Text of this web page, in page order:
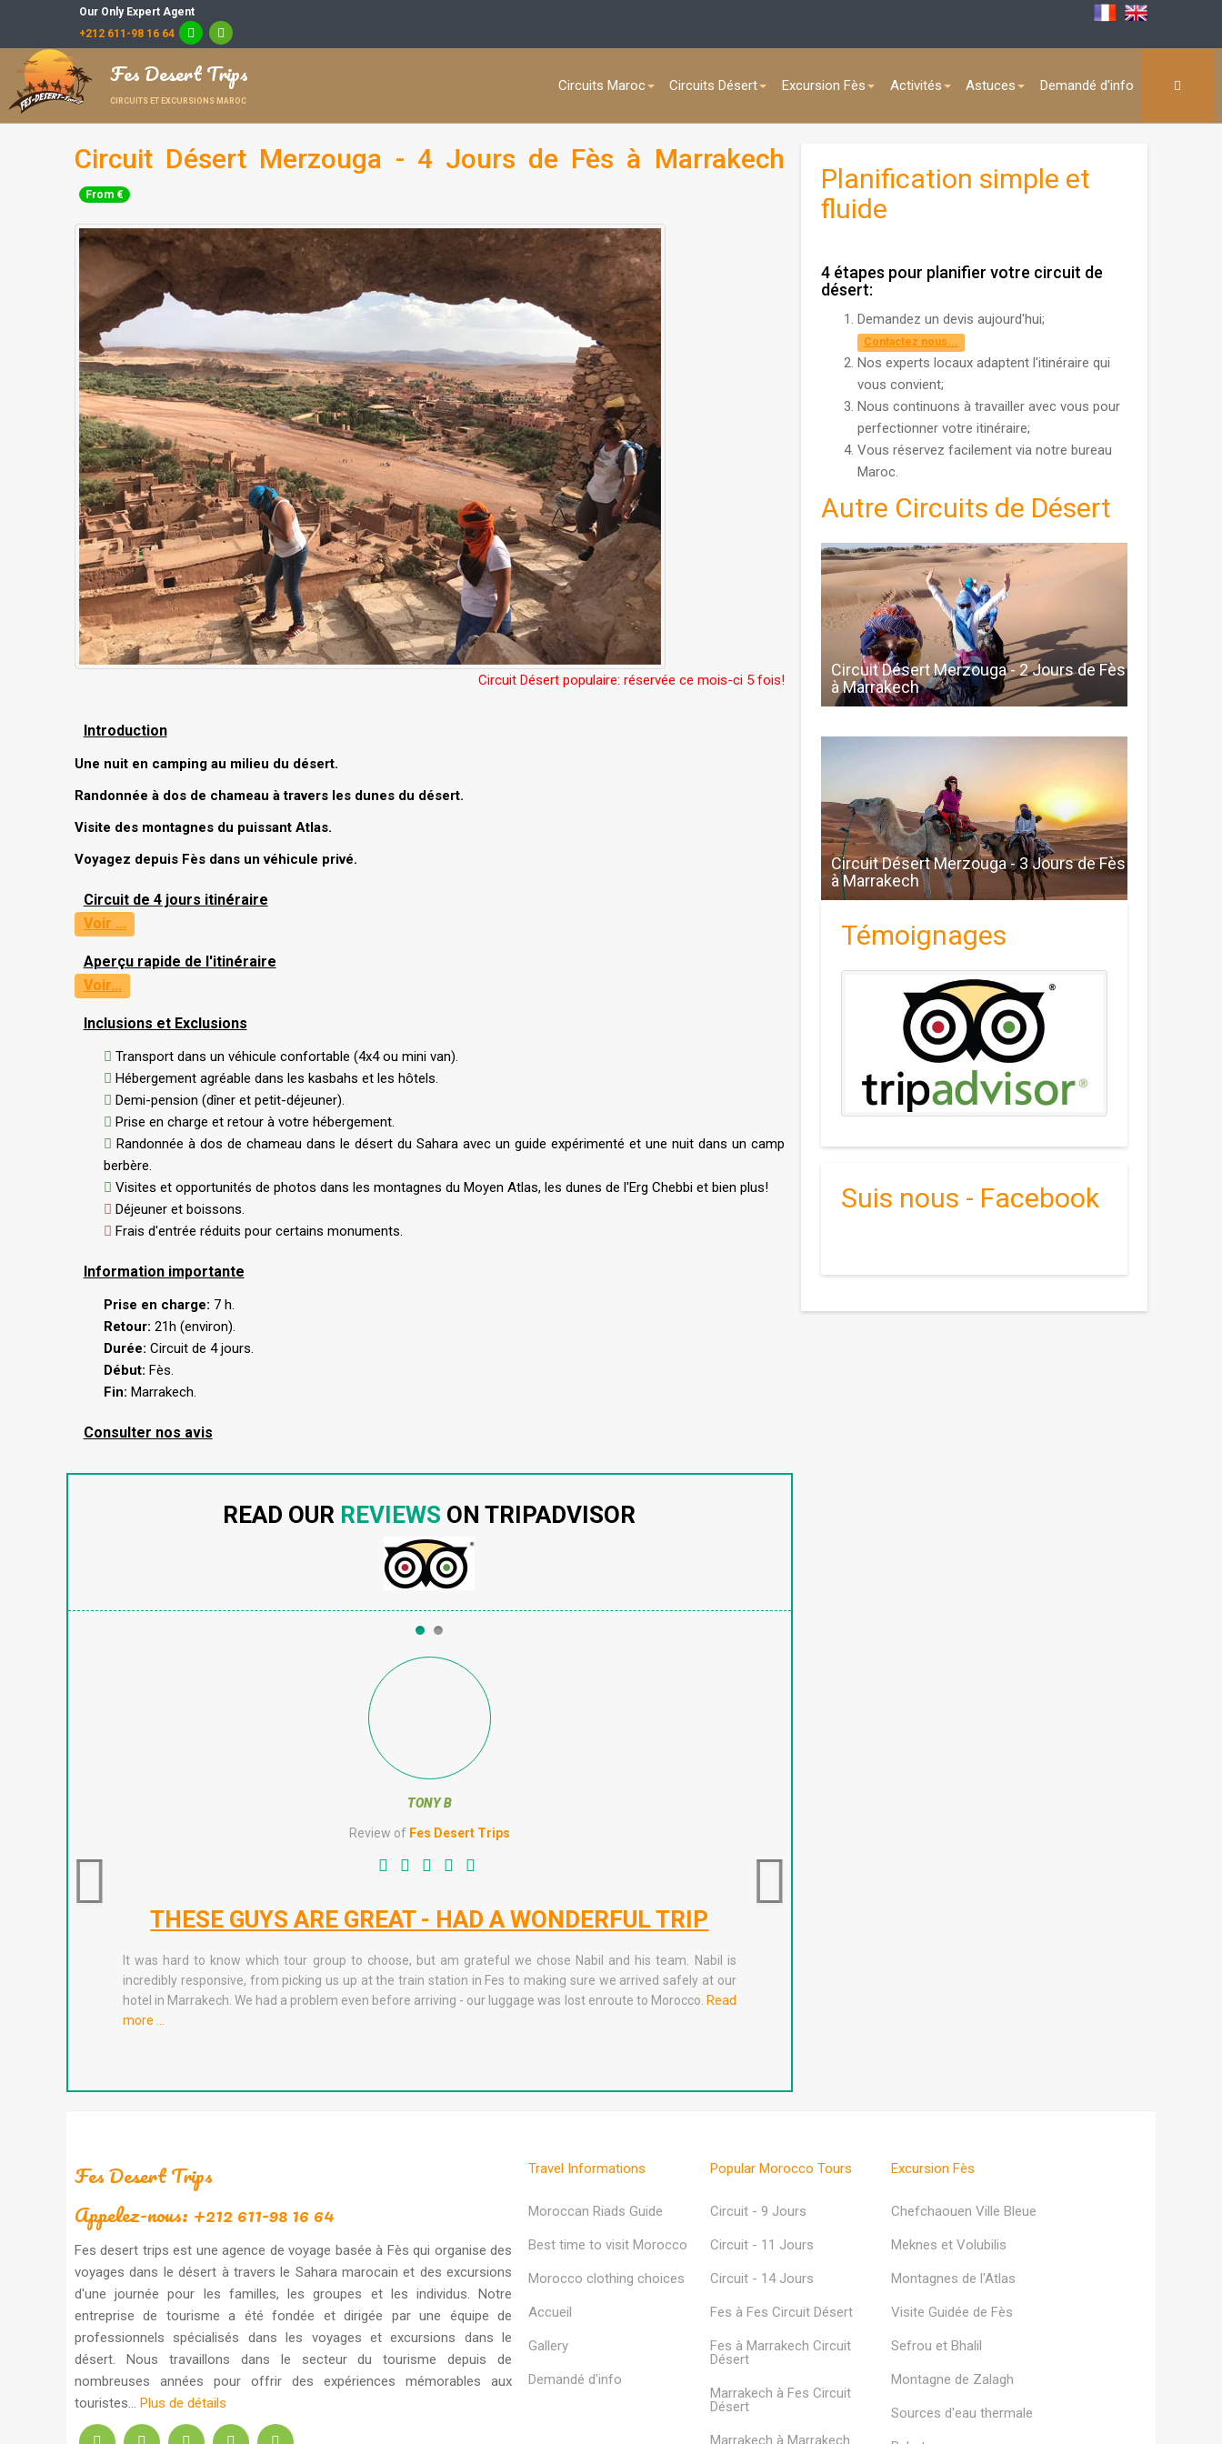
Our Only Expert Agent
+212 611-98 16 64
Fes Desert Trips
CIRCUITS ET EXCURSIONS MAROC
Circuits Maroc Circuits Désert Excursion Fès Activités Astuces Demandé d'info
Circuit Désert Merzouga - 4 Jours de Fès à Marrakech
From €
Circuit Désert populaire: réservée ce mois-ci 5 fois!
Introduction
Une nuit en camping au milieu du désert.
Randonnée à dos de chameau à travers les dunes du désert.
Visite des montagnes du puissant Atlas.
Voyagez depuis Fès dans un véhicule privé.
Circuit de 4 jours itinéraire
Voir ...
Aperçu rapide de l'itinéraire
Voir...
Inclusions et Exclusions
Transport dans un véhicule confortable (4x4 ou mini van).
Hébergement agréable dans les kasbahs et les hôtels.
Demi-pension (dîner et petit-déjeuner).
Prise en charge et retour à votre hébergement.
Randonnée à dos de chameau dans le désert du Sahara avec un guide expérimenté et une nuit dans un camp
berbère.
Visites et opportunités de photos dans les montagnes du Moyen Atlas, les dunes de l'Erg Chebbi et bien plus!
Déjeuner et boissons.
Frais d'entrée réduits pour certains monuments.
Information importante
Prise en charge: 7 h.
Retour:21h (environ).
Durée:Circuit de 4 jours.
Début:Fès.
Fin:Marrakech.
Consulter nos avis
READ OUR REVIEWS ON TRIPADVISOR
TONY B
Review of Fes Desert Trips
THESE GUYS ARE GREAT - HAD A WONDERFUL TRIP
It was hard to know which tour group to choose, but am grateful we chose Nabil and his team. Nabil is
incredibly responsive, from picking us up at the train station in Fes to making sure we arrived safely at our
hotel in Marrakech. We had a problem even before arriving - our luggage was lost enroute to Morocco. Read
more …
Planification simple et
fluide
4 étapes pour planifier votre circuit de
désert:
Demandez un devis aujourd'hui;
Contactez nous...
Nos experts locaux adaptent l'itinéraire qui
vous convient;
Nous continuons à travailler avec vous pour
perfectionner votre itinéraire;
Vous réservez facilement via notre bureau
Maroc.
Autre Circuits de Désert
Circuit Désert Merzouga - 2 Jours de Fès
à Marrakech
Circuit Désert Merzouga - 3 Jours de Fès
à Marrakech
Témoignages
Suis nous - Facebook
Fes Desert Trips
Appelez-nous: +212 611-98 16 64
Fes desert trips est une agence de voyage basée à Fès qui organise des
voyages dans le désert à travers le Sahara marocain et des excursions
d'une journée pour les familles, les groupes et les individus. Notre
entreprise de tourisme a été fondée et dirigée par une équipe de
professionnels spécialisés dans les voyages et excursions dans le
désert. Nous travaillons dans le secteur du tourisme depuis de
nombreuses années pour offrir des expériences mémorables aux
touristes... Plus de détails
Travel Informations
Moroccan Riads Guide
Best time to visit Morocco
Morocco clothing choices
Accueil
Gallery
Demandé d'info
Popular Morocco Tours
Circuit - 9 Jours
Circuit - 11 Jours
Circuit - 14 Jours
Fes à Fes Circuit Désert
Fes à Marrakech Circuit
Désert
Marrakech à Fes Circuit
Désert
Marrakech à Marrakech
Excursion Fès
Chefchaouen Ville Bleue
Meknes et Volubilis
Montagnes de l'Atlas
Visite Guidée de Fès
Sefrou et Bhalil
Montagne de Zalagh
Sources d'eau thermale